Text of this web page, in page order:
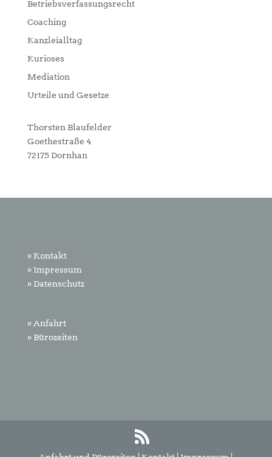
Betriebsverfassungsrecht
Coaching
Kanzleialltag
Kurioses
Mediation
Urteile und Gesetze
Thorsten Blaufelder
Goethestraße 4
72175 Dornhan
» Kontakt
» Impressum
» Datenschutz
» Anfahrt
» Bürozeiten